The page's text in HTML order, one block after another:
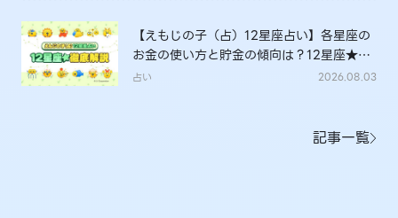
【えもじの子（占）12星座占い】各星座の
お金の使い方と貯金の傾向は？12星座★徹
底解説
占い 2026.08.03
記事一覧